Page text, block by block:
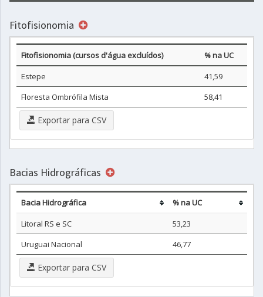
Fitofisionomia
Fitofisionomia (cursos d'água excluídos)
% na UC
Estepe
41,59
Floresta Ombrófila Mista
58,41
Exportar para CSV
Bacias Hidrográficas
Bacia Hidrográfica
% na UC
Litoral RS e SC
53,23
Uruguai Nacional
46,77
Exportar para CSV